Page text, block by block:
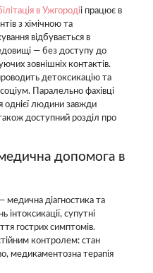
в Ужгородіі працює в
з хімічною та
відбувається в
— без доступу до
зовнішніх контактів.
детоксикацію та
Паралельно фахівці
людини завжди
доступний розділ про
допомога в
медична діагностика та
інтоксикації, супутні
гострих симптомів.
контролем: стан
медикаментозна терапія